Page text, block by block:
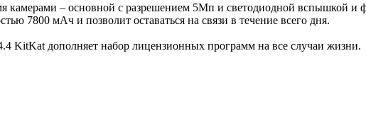
камерами – основной с разрешением 5Мп и светодиодной вспышкой
7800 мАч и позволит оставаться на связи в течение всего дня.
KitKat дополняет набор лицензионных программ на все случаи жизни.